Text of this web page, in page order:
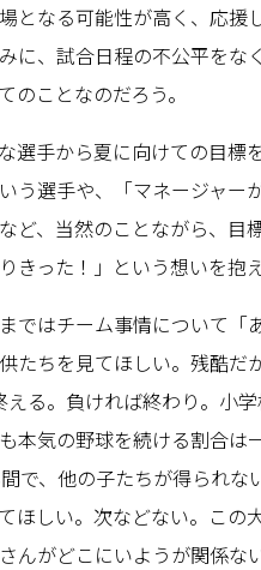
となる可能性が高く、応
に、試合日程の不公平を
のことなのだろう。
選手から夏に向けての目標
う選手や、「マネージャ
ど、当然のことながら、
きった！」という想いを抱
ではチーム事情について
たちを見てほしい。残酷
える。負ければ終わり。小
本気の野球を続ける割合
で、他の子たちが得られ
ほしい。次などない。こ
んがどこにいようが関係